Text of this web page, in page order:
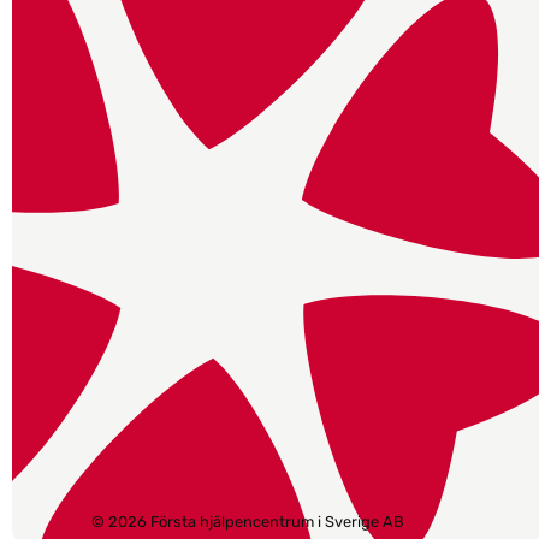
© 2026 Första hjälpencentrum i Sverige AB